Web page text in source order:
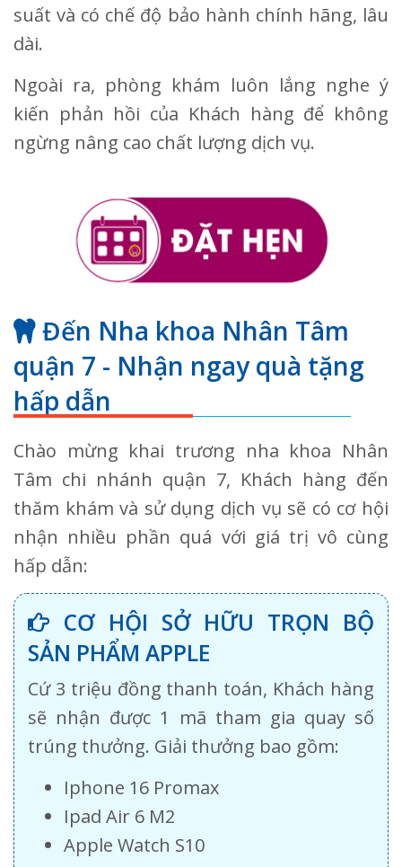
suất và có chế độ bảo hành chính hãng, lâu
dài.
Ngoài ra, phòng khám luôn lắng nghe ý
kiến phản hồi của Khách hàng để không
ngừng nâng cao chất lượng dịch vụ.
Đến Nha khoa Nhân Tâm
quận 7 - Nhận ngay quà tặng
hấp dẫn
Chào mừng khai trương nha khoa Nhân
Tâm chi nhánh quận 7, Khách hàng đến
thăm khám và sử dụng dịch vụ sẽ có cơ hội
nhận nhiều phần quá với giá trị vô cùng
hấp dẫn:
CƠ HỘI SỞ HỮU TRỌN BỘ
SẢN PHẨM APPLE
Cứ 3 triệu đồng thanh toán, Khách hàng
sẽ nhận được 1 mã tham gia quay số
trúng thưởng. Giải thưởng bao gồm:
Iphone 16 Promax
Ipad Air 6 M2
Apple Watch S10